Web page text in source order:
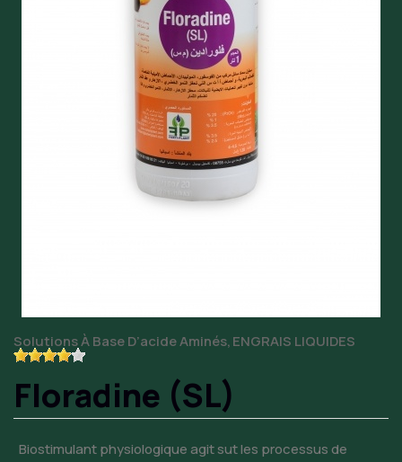
Solutions À Base D’acide AminésENGRAIS LIQUIDES
Floradine (SL)
Biostimulant physiologique agit sut les processus de